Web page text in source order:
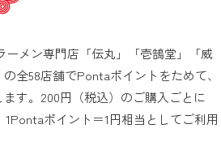
メン専門店「伝丸」「壱鵠堂」「威
全58店舗でPontaポイントをためて、
す。200円（税込）のご購入ごとに
ポイント＝1円相当としてご利用